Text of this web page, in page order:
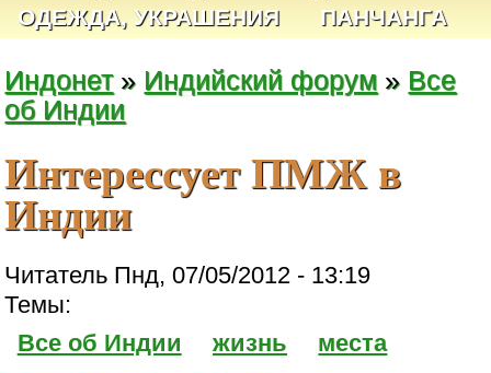
ОДЕЖДА, УКРАШЕНИЯ
ПАНЧАНГА
Индонет» Индийский форум » Все
об Индии
Интерессует ПМЖ в
Индии
Читатель Пнд, 07/05/2012 - 13:19
Темы:
Все об Индии
жизнь
места